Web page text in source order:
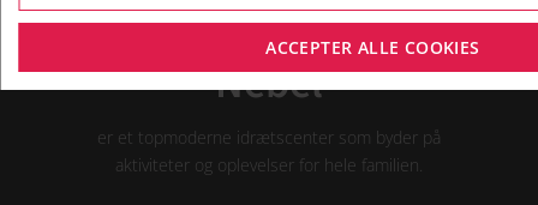
Form & Fritid Nørre
Nebel
er et topmoderne idrætscenter som byder på
aktiviteter og oplevelser for hele familien.
ACCEPTER ALLE COOKIES